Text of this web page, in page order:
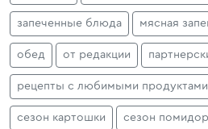
запеченные блюда мясная
обед от редакции
рецепты с любимыми продуктами
сезон картошки сезон